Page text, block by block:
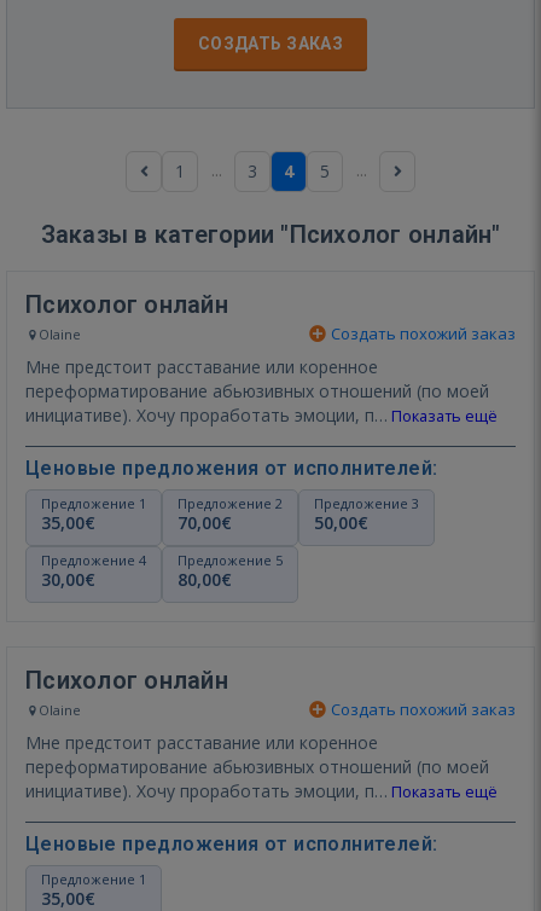
СОЗДАТЬ ЗАКАЗ
1 ... 3 4 5 ...
Заказы в категории "Психолог онлайн"
Психолог онлайн
Olaine Создать похожий заказ
Мне предстоит расставание или коренное
переформатирование абьюзивных отношений (по моей
инициативе). Хочу проработать эмоции, п… Показать ещё
Ценовые предложения от исполнителей:
Предложение 1
35,00€
Предложение 2
70,00€
Предложение 3
50,00€
Предложение 4
30,00€
Предложение 5
80,00€
Психолог онлайн
Olaine Создать похожий заказ
Мне предстоит расставание или коренное
переформатирование абьюзивных отношений (по моей
инициативе). Хочу проработать эмоции, п… Показать ещё
Ценовые предложения от исполнителей:
Предложение 1
35,00€